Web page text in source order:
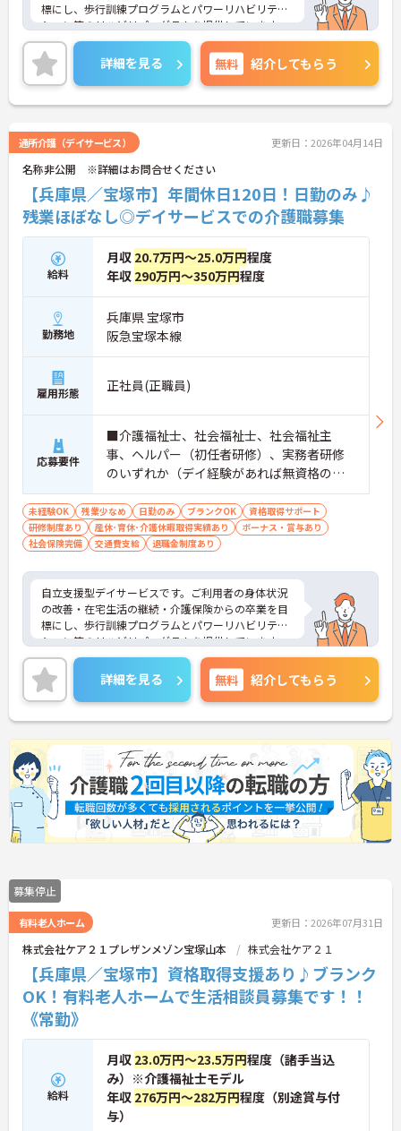
標にし、歩行訓練プログラムとパワーリハビリテー
ション等のリハビリプログラムを提供しています。
入社時はもちろん、定期的に研修を行い、スキルア
ップを目指せます。日勤のみ、週1日～の勤務が相談
できます。
ご興味のある方には、面接対策ポイントなど、さら
に詳細をお話しいたしますのでお気軽にご相談くだ
詳細を見る 無料 紹介してもらう
通所介護（デイサービス） 更新日：2026年04月14日
名称非公開 ※詳細はお問合せください
【兵庫県／宝塚市】年間休日120日！日勤のみ♪
残業ほぼなし◎デイサービスでの介護職募集
給料
月収 20.7万円～25.0万円程度
年収 290万円～350万円程度
勤務地
兵庫県 宝塚市
阪急宝塚本線
雇用形態 正社員(正職員)
応募要件
■介護福祉士、社会福祉士、社会福祉主
事、ヘルパー（初任者研修）、実務者研修
のいずれか（デイ経験があれば無資格の応
募可） ※現場未経験・ブランクOK、土日祝
の勤務が可能な方優遇 ■普通自動車運転免
許（ペーパー不可）
未経験OK 残業少なめ 日勤のみ ブランクOK
資格取得サポート
研修制度あり
産休･育休･介護休暇取得実績あり
ボーナス・賞与あり
社会保険完備
交通費支給 退職金制度あり
自立支援型デイサービスです。ご利用者の身体状況
の改善・在宅生活の継続・介護保険からの卒業を目
標にし、歩行訓練プログラムとパワーリハビリテー
ション等のリハビリプログラムを提供しています。
入社時はもちろん、定期的に研修を行い、スキルア
ップを目指せます。日勤のみ、希望休も月3日取得可
能です♪
ご興味のある方には、面接対策ポイントなど、さら
に詳細をお話しいたしますのでお気軽にご相談くだ
さい！
詳細を見る 無料 紹介してもらう
募集停止
有料老人ホーム 更新日：2026年07月31日
株式会社ケア２１プレザンメゾン宝塚山本 株式会社ケア２１
【兵庫県／宝塚市】資格取得支援あり♪ブランク
OK！有料老人ホームで生活相談員募集です！！
《常勤》
給料
月収 23.0万円～23.5万円程度（諸手当込
み）※介護福祉士モデル
年収 276万円～282万円程度（別途賞与付
与）